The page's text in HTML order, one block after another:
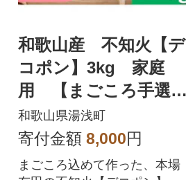
和歌山産 不知火【デ
コポン】3kg 家庭
用 【まごころ手選
別】
和歌山県湯浅町
寄付金額 8,000円
まごころ込めて作った、本場